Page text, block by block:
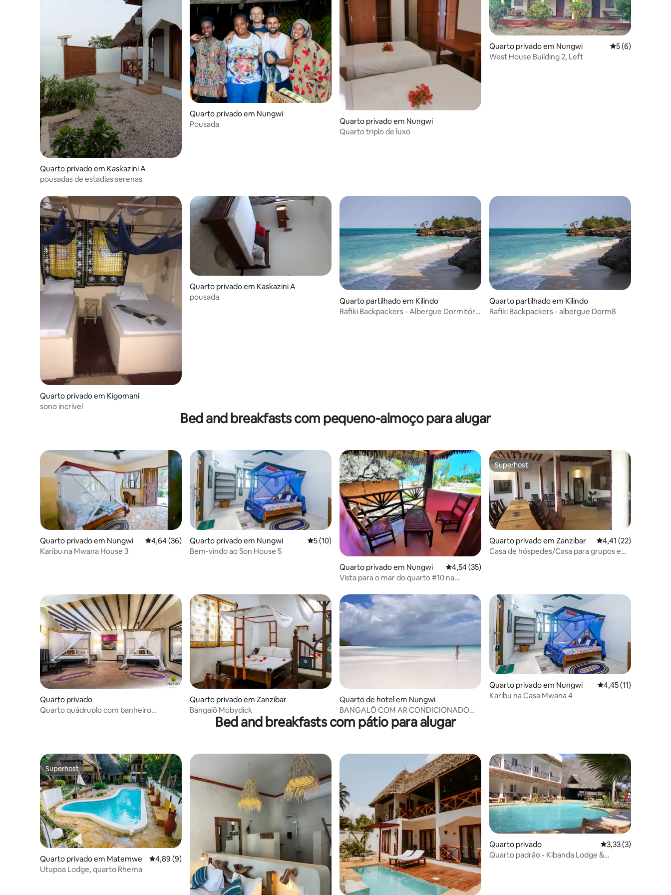
Quarto privado em Kaskazini A
pousadas de estadias serenas
Quarto privado em Nungwi
Pousada
Quarto privado em Nungwi
Quarto triplo de luxo
Quarto privado em Nungwi Classificação
5 (6)
West House Building 2, Left
Quarto privado em Kigomani
sono incrível
Quarto privado em Kaskazini A
pousada
Quarto partilhado em Kilindo
Rafiki Backpackers - Albergue Dormitório
Quarto partilhado em Kilindo
Rafiki Backpackers - albergue Dorm8
Bed and breakfasts com pequeno-almoço para alugar
Quarto privado em Nungwi Classificação média de 4,64 em 5 estrelas, 36avaliações
4,64 (36)
Karibu na Mwana House 3
Quarto privado em Nungwi Classificação média de 5 em 5 estrelas, 10avaliações
5 (10)
Bem-vindo ao Son House 5
Quarto privado em Nungwi
Classificação média de 4,54 em 5 estrelas, 35avaliações
4,54 (35)
Vista para o mar do quarto #10 na
Superhost
Superhost
Quarto privado em Zanzibar Classificação média
4,41 (22)
Casa de hóspedes/Casa para grupos e
Quarto privado
Quarto quádruplo com banheiro
Quarto privado em Zanzibar
Bangalô Mobydick
Quarto de hotel em Nungwi
BANGALÔ COM AR CONDICIONADO
PARA 2 PESSOAS NA PRAIA DE NUNGWI
UNION
Quarto privado em Nungwi Classificação média
4,45 (11)
Karibu na Casa Mwana 4
Bed and breakfasts com pátio para alugar
Superhost
Superhost
Quarto privado em Matemwe Classificação média de 4,89 em 5 estrelas, 9avaliações
4,89 (9)
Utupoa Lodge, quarto Rhema
Quarto privado Classificação média
3,33 (3)
Quarto padrão - Kibanda Lodge &